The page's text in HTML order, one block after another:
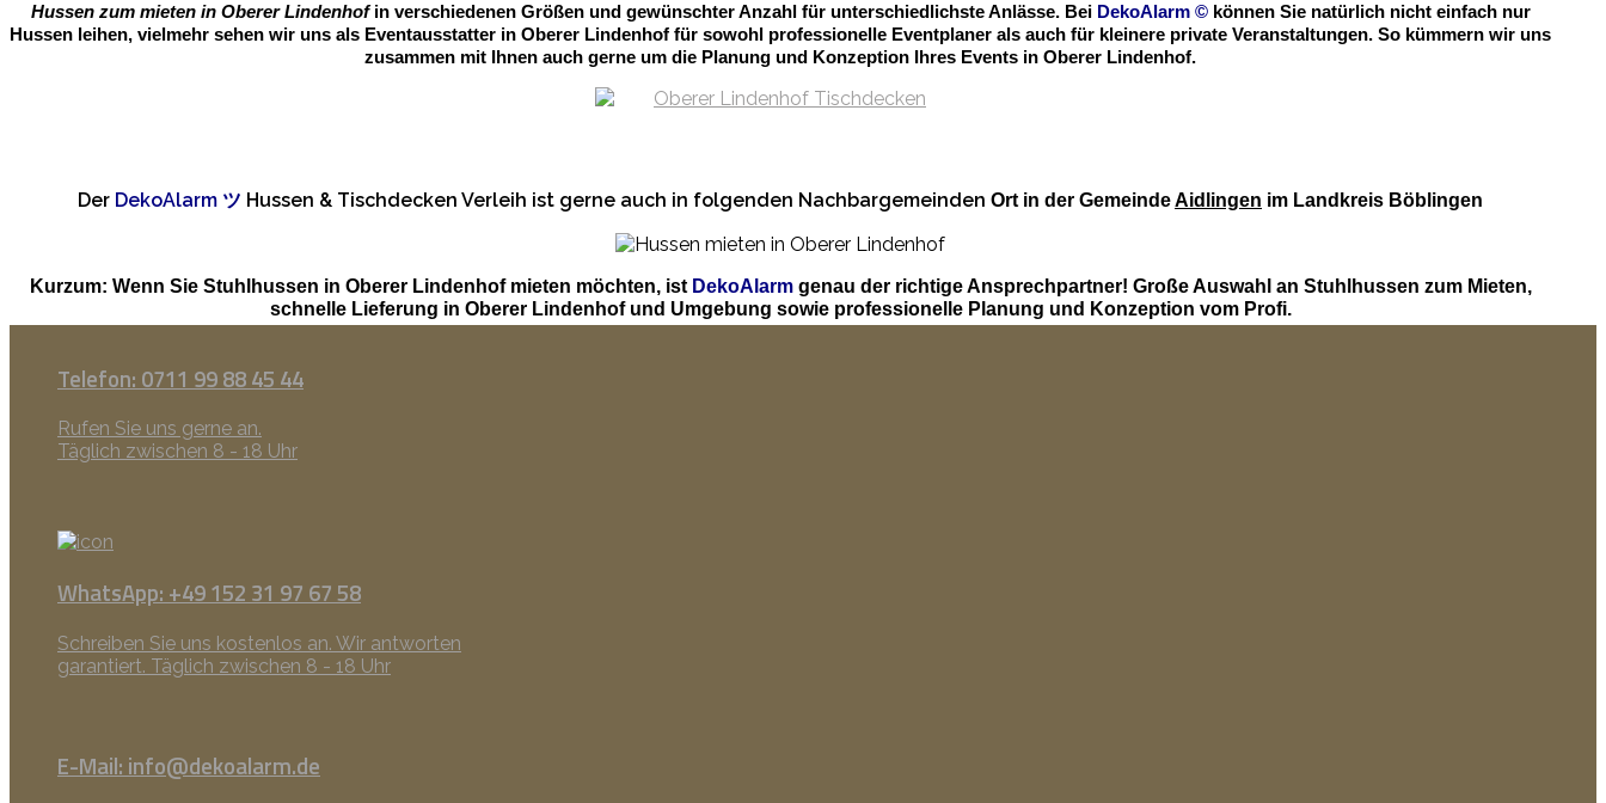
Hussen zum mieten in Oberer Lindenhofin verschiedenen Größen und gewünschter Anzahl für unterschiedlichste Anlässe. Bei DekoAlarm © können Sie natürlich nicht einfach nur
Hussen leihen, vielmehr sehen wir uns als Eventausstatter in Oberer Lindenhof für sowohl professionelle Eventplaner als auch für kleinere private Veranstaltungen. So kümmern wir uns
zusammen mit Ihnen auch gerne um die Planung und Konzeption Ihres Events in Oberer Lindenhof.
Der DekoAlarm ツ Hussen & Tischdecken Verleih ist gerne auch in folgenden Nachbargemeinden Ort in der GemeindeAidlingen im Landkreis Böblingen
Kurzum: Wenn Sie Stuhlhussen in Oberer Lindenhof mieten möchten, ist DekoAlarmgenau der richtige Ansprechpartner! Große Auswahl an Stuhlhussen zum Mieten,
schnelle Lieferung in Oberer Lindenhof und Umgebung sowie professionelle Planung und Konzeption vom Profi.
Telefon: 0711 99 88 45 44
Rufen Sie uns gerne an.
Täglich zwischen 8 - 18 Uhr
WhatsApp: +49 152 31 97 67 58
Schreiben Sie uns kostenlos an. Wir antworten
garantiert. Täglich zwischen 8 - 18 Uhr
E-Mail: info@dekoalarm.de